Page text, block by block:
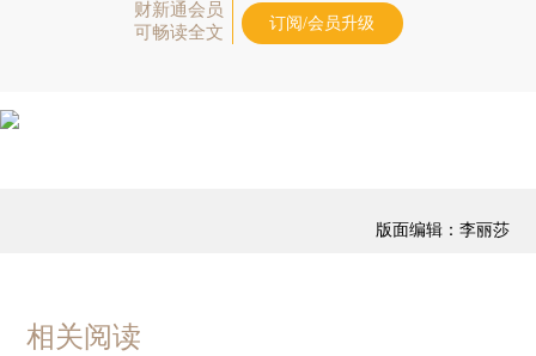
财新通会员
可畅读全文
订阅/会员升级
版面编辑：李丽莎
相关阅读